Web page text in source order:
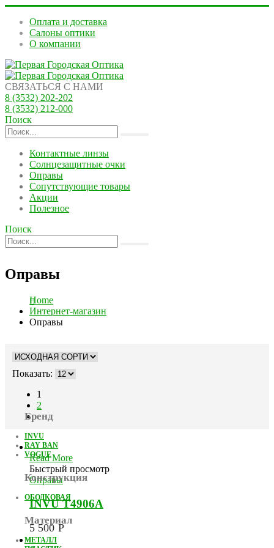
Оплата и доставка
Салоны оптики
О компании
СВЯЗАТЬСЯ С НАМИ
8 (3532) 202-202
8 (3532) 212-000
Поиск
Контактные линзы
Солнцезащитные очки
Оправы
Сопутствующие товары
Акции
Полезное
Поиск
Оправы
Home
Интернет-магазин
Оправы
Бренд
INVU
RAY BAN
VOGUE
Конструкция
ОБОДКОВАЯ
Материал
МЕТАЛЛ
Показать:
1
2
Read More
Быстрый просмотр
Оправы
INVU T4906A
5 500 Р